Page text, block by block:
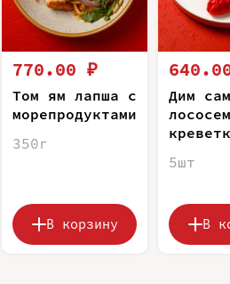
770.00 ₽
Том ям лапша с
морепродуктами
350г
В корзину
Дим
5шт
В